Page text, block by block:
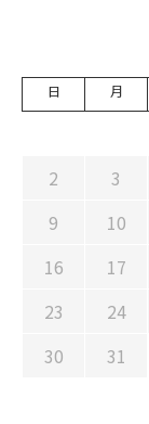
日 月
2
3
9
10
16
17
23
24
30
31